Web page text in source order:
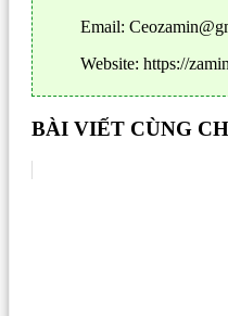
Email:
Website: https://
BÀI VIẾT CÙNG